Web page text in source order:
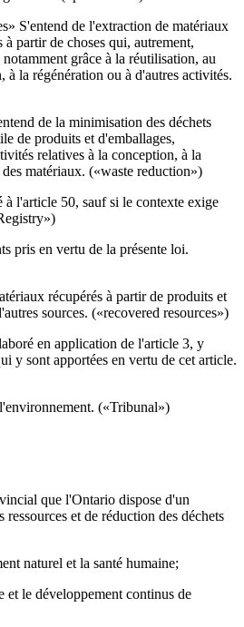
S'entend de l'extraction de matériaux
à partir de choses qui, autrement,
grâce à la réutilisation, au
à la régénération ou à d'autres activités.
de la minimisation des déchets
de produits et d'emballages,
relatives à la conception, à la
matériaux. («waste reduction»)
à l'article 50, sauf si le contexte exige
pris en vertu de la présente loi.
récupérés à partir de produits et
sources. («recovered resources»)
en application de l'article 3, y
y sont apportées en vertu de cet article.
(«Tribunal»)
que l'Ontario dispose d'un
ressources et de réduction des déchets
naturel et la santé humaine;
le développement continus de